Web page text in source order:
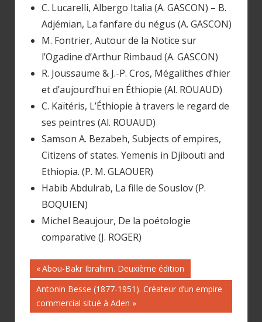
C. Lucarelli, Albergo Italia (A. GASCON) – B.
Adjémian, La fanfare du négus (A. GASCON)
M. Fontrier, Autour de la Notice sur
l’Ogadine d’Arthur Rimbaud (A. GASCON)
R. Joussaume & J.-P. Cros, Mégalithes d’hier
et d’aujourd’hui en Éthiopie (Al. ROUAUD)
C. Kaïtéris, L’Éthiopie à travers le regard de
ses peintres (Al. ROUAUD)
Samson A. Bezabeh, Subjects of empires,
Citizens of states. Yemenis in Djibouti and
Ethiopia. (P. M. GLAOUER)
Habib Abdulrab, La fille de Souslov (P.
BOQUIEN)
Michel Beaujour, De la poétologie
comparative (J. ROGER)
Navigation
de
Previous
Post:
Abou-Bakr Ibrahim. Deuxième édition
Next
Post:
Antonin Besse (1877-1951). Créateur d’un empire
commercial situé à Aden